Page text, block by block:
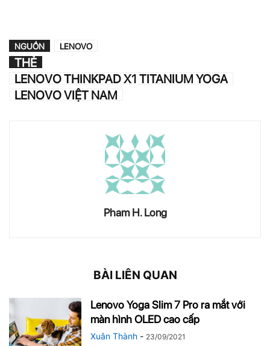
NGUỒN LENOVO
THẺ
LENOVO THINKPAD X1 TITANIUM YOGA
LENOVO VIỆT NAM
Pham H. Long
BÀI LIÊN QUAN
Lenovo Yoga Slim 7 Pro ra mắt với
màn hình OLED cao cấp
Xuân Thành - 23/09/2021